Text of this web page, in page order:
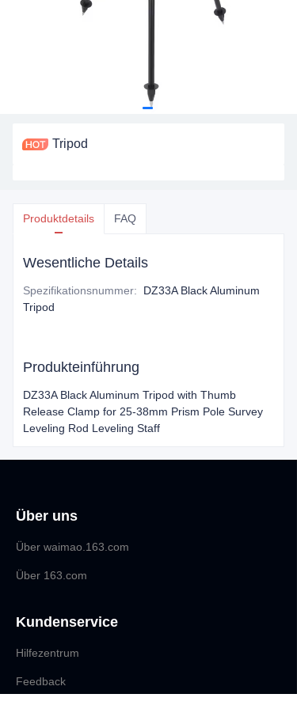
Tripod
Produktdetails FAQ
Wesentliche Details
Spezifikationsnummer:
DZ33A Black Aluminum
Tripod
Produkteinführung
DZ33A Black Aluminum Tripod with Thumb
Release Clamp for 25-38mm Prism Pole Survey
Leveling Rod Leveling Staff
Über uns
Über waimao.163.com
Über 163.com
Kundenservice
Hilfezentrum
Feedback